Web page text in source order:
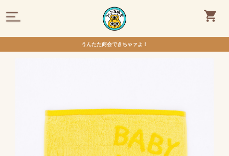
うんたた商会できちゃァよ！